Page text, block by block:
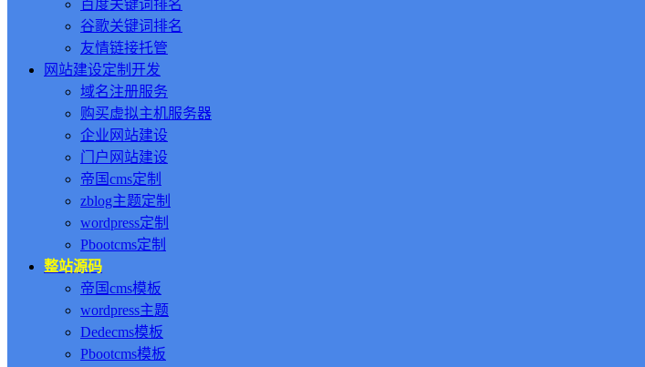
百度关键词排名
谷歌关键词排名
友情链接托管
网站建设定制开发
域名注册服务
购买虚拟主机服务器
企业网站建设
门户网站建设
帝国cms定制
zblog主题定制
wordpress定制
Pbootcms定制
整站源码
帝国cms模板
wordpress主题
Dedecms模板
Pbootcms模板